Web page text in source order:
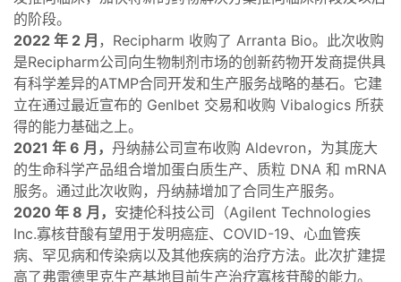
的阶段。
2022 年 2 月 ，Recipharm 收购了 Arranta Bio。此次收购
是Recipharm公司向生物制剂市场的创新药物开发商提供具
有科学差异的ATMP合同开发和生产服务战略的基石。它建
立在通过最近宣布的 GenIbet 交易和收购 Vibalogics 所获
得的能力基础之上。
2021 年 6 月， 丹纳赫公司宣布收购 Aldevron，为其庞大
的生命科学产品组合增加蛋白质生产、质粒 DNA 和 mRNA
服务。通过此次收购，丹纳赫增加了合同生产服务。
2020 年 8 月， 安捷伦科技公司（Agilent Technologies
Inc.寡核苷酸有望用于发明癌症、COVID-19、心血管疾
病、罕见病和传染病以及其他疾病的治疗方法。此次扩建提
高了弗雷德里克生产基地目前生产治疗寡核苷酸的能力。